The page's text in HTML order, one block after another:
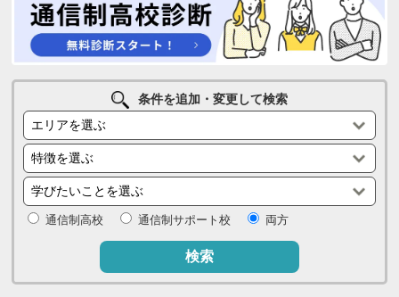
条件を追加・変更して検索
通信制高校 通信制サポート校 両方
検索